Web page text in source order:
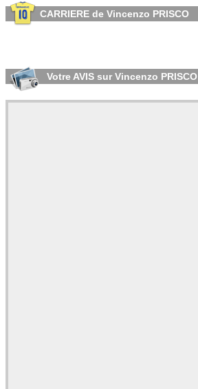
CARRIERE de Vincenzo PRISCO
Votre AVIS sur Vincenzo PRISCO